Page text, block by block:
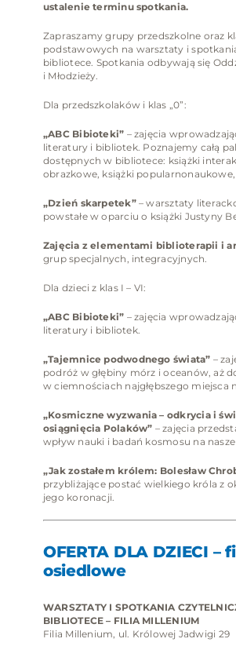
ustalenie terminu spotkania.
Zapraszamy grupy przedszkolne oraz
podstawowych na warsztaty i
bibliotece. Spotkania odbywają się
i Młodzieży.
Dla przedszkolaków i klas „0”:
„ABC Bibioteki” – zajęcia
literatury i bibliotek. Poznajemy całą
dostępnych w bibliotece: książki
obrazkowe, książki
„Dzień skarpetek”– warsztaty
powstałe w oparciu o książki Justyny
Zajęcia z elementami biblioterapii i
grup specjalnych, integracyjnych.
Dla dzieci z klas I – VI:
„ABC Bibioteki” – zajęcia
literatury i bibliotek.
„Tajemnice podwodnego świata” –
podróż w głębiny mórz i oceanów, aż
w ciemnościach najgłębszego miejsca
„Kosmiczne wyzwania – odkrycia i
osiągnięcia Polaków” – zajęcia
wpływ nauki i badań kosmosu na nasze
„Jak zostałem królem: Bolesław
przybliżające postać wielkiego króla z
jego koronacji.
OFERTA DLA DZIECI –
osiedlowe
WARSZTATY I SPOTKANIA
BIBLIOTECE – FILIA MILLENIUM
Filia Millenium, ul. Królowej Jadwigi 29